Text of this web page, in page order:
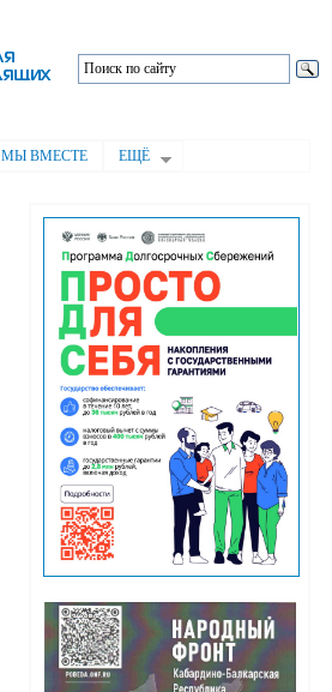
МЫ ВМЕСТЕ ЕЩЁ